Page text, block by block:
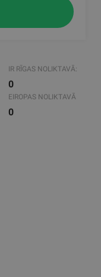
IR RĪGAS NOLIKTAVĀ:
0
EIROPAS NOLIKTAVĀ
0